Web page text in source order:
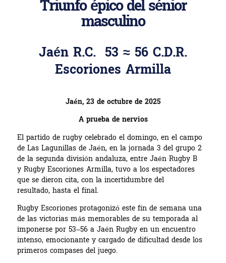
Triunfo épico del sénior
masculino
Jaén R.C. 53 ≈ 56 C.D.R.
Escoriones Armilla
Jaén, 23 de octubre de 2025
A prueba de nervios
El partido de rugby celebrado el domingo, en el campo
de Las Lagunillas de Jaén, en la jornada 3 del grupo 2
de la segunda división andaluza, entre Jaén Rugby B
y Rugby Escoriones Armilla, tuvo a los espectadores
que se dieron cita, con la incertidumbre del
resultado, hasta el final.
Rugby Escoriones protagonizó este fin de semana una
de las victorias más memorables de su temporada al
imponerse por 53–56 a Jaén Rugby en un encuentro
intenso, emocionante y cargado de dificultad desde los
primeros compases del juego.